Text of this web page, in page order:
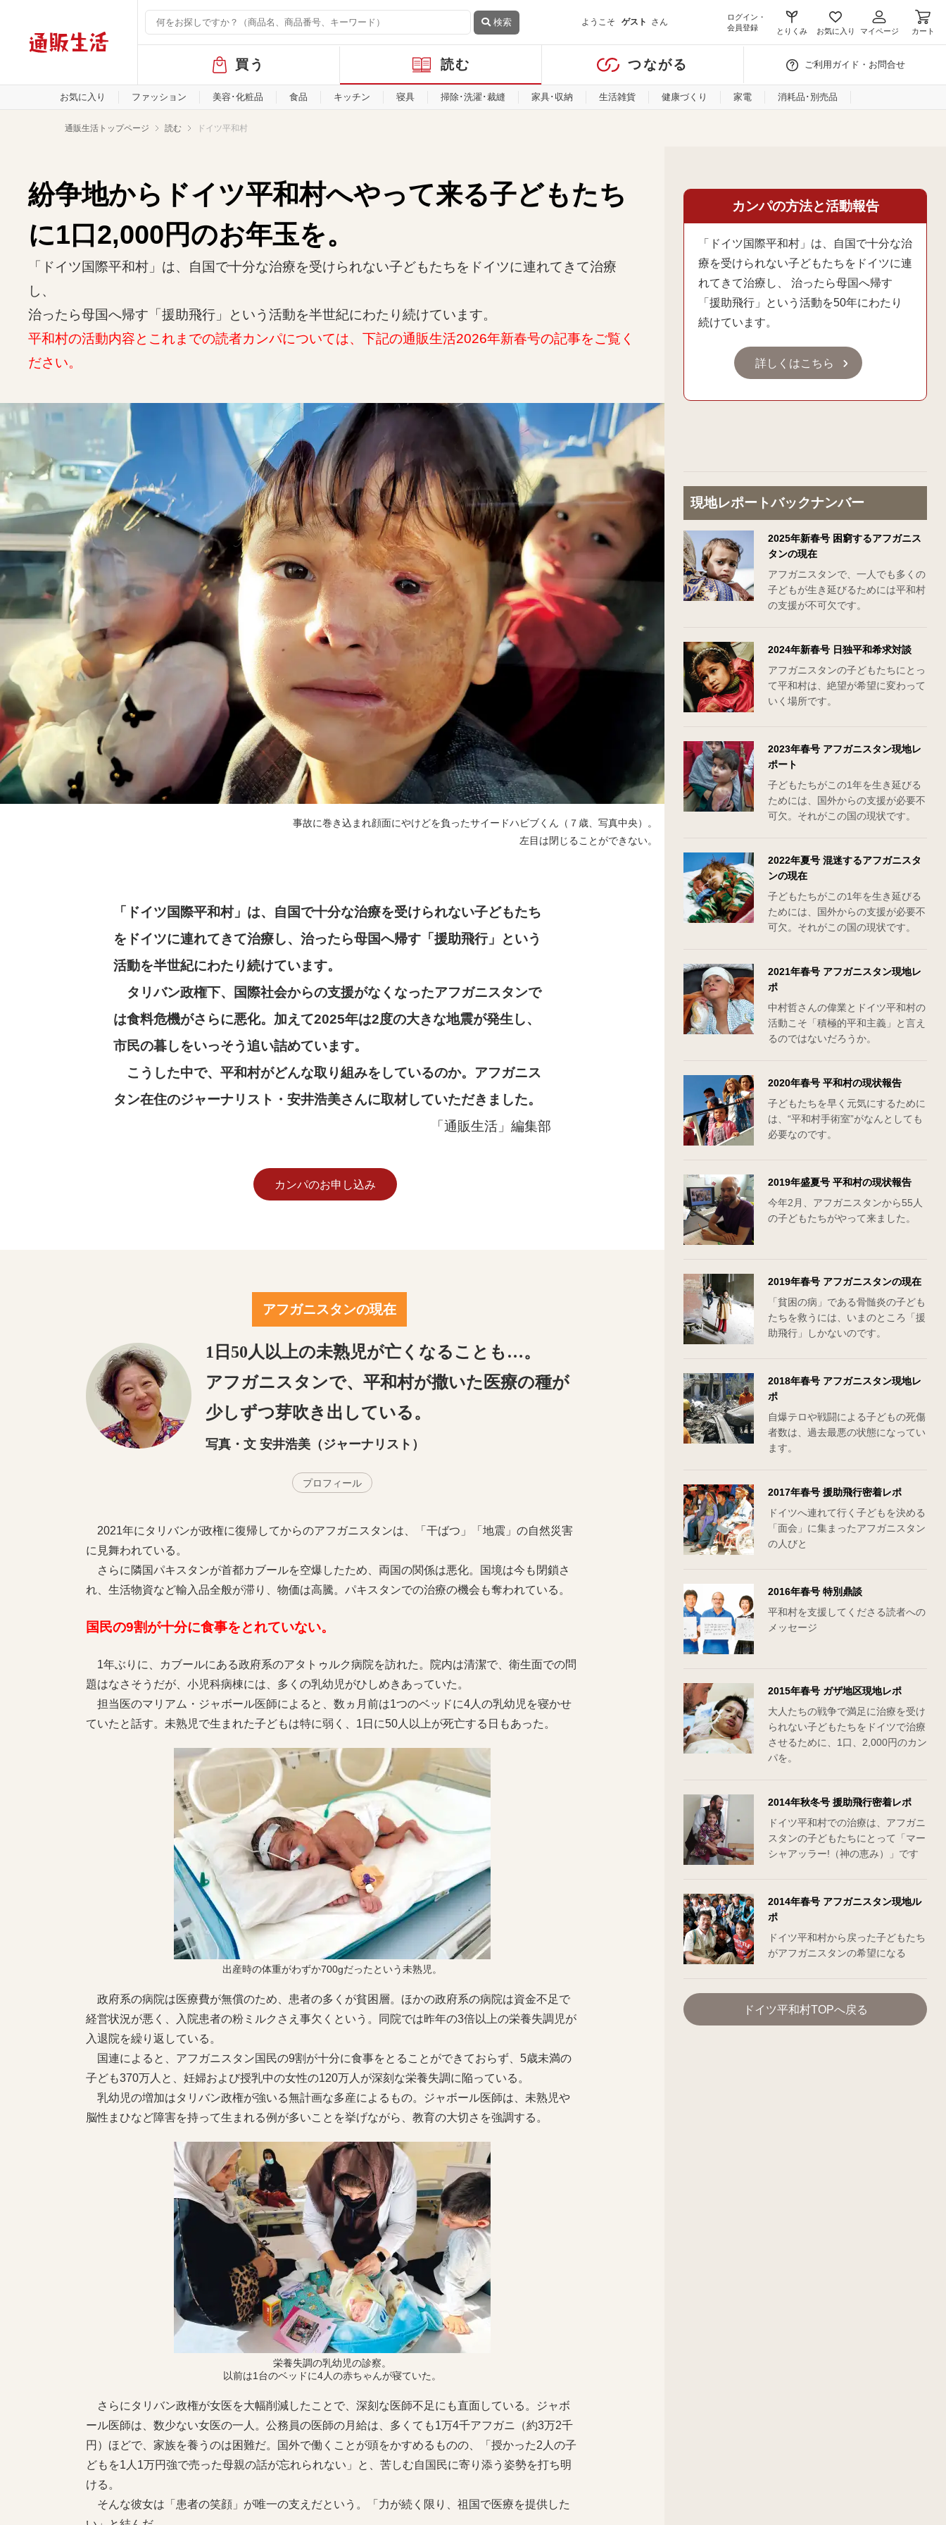
検索 ようこそ ゲスト さん
ログイン・
会員登録
とりくみ お気に入り マイページ カート
バ
メ
買う 読む つながる ご利用ガイド・お問合せ
お気に入り ファッション 美容･化粧品 食品 キッチン 寝具 掃除･洗濯･裁縫 家具･収納 生活雑貨 健康づくり 家電 消耗品･別売品
通販生活トップページ 読む ドイツ平和村
紛争地からドイツ平和村へやって来る子どもたち
に1口2,000円のお年玉を。
「ドイツ国際平和村」は、自国で十分な治療を受けられない子どもたちをドイツに連れてきて治療
し、
治ったら母国へ帰す「援助飛行」という活動を半世紀にわたり続けています。
平和村の活動内容とこれまでの読者カンパについては、下記の通販生活2026年新春号の記事をご覧く
ださい。
事故に巻き込まれ顔面にやけどを負ったサイードハビブくん（７歳、写真中央）。
左目は閉じることができない。
「ドイツ国際平和村」は、自国で十分な治療を受けられない子どもたち
をドイツに連れてきて治療し、治ったら母国へ帰す「援助飛行」という
活動を半世紀にわたり続けています。
タリバン政権下、国際社会からの支援がなくなったアフガニスタンで
は食料危機がさらに悪化。加えて2025年は2度の大きな地震が発生し、
市民の暮しをいっそう追い詰めています。
こうした中で、平和村がどんな取り組みをしているのか。アフガニス
タン在住のジャーナリスト・安井浩美さんに取材していただきました。
「通販生活」編集部
カンパのお申し込み
アフガニスタンの現在
1日50人以上の未熟児が亡くなることも…。
アフガニスタンで、平和村が撒いた医療の種が
少しずつ芽吹き出している。
写真・文 安井浩美（ジャーナリスト）
プロフィール
2021年にタリバンが政権に復帰してからのアフガニスタンは、「干ばつ」「地震」の自然災害
に見舞われている。
さらに隣国パキスタンが首都カブールを空爆したため、両国の関係は悪化。国境は今も閉鎖さ
れ、生活物資など輸入品全般が滞り、物価は高騰。パキスタンでの治療の機会も奪われている。
国民の9割が十分に食事をとれていない。
1年ぶりに、カブールにある政府系のアタトゥルク病院を訪れた。院内は清潔で、衛生面での問
題はなさそうだが、小児科病棟には、多くの乳幼児がひしめきあっていた。
担当医のマリアム・ジャボール医師によると、数ヵ月前は1つのベッドに4人の乳幼児を寝かせ
ていたと話す。未熟児で生まれた子どもは特に弱く、1日に50人以上が死亡する日もあった。
出産時の体重がわずか700gだったという未熟児。
政府系の病院は医療費が無償のため、患者の多くが貧困層。ほかの政府系の病院は資金不足で
経営状況が悪く、入院患者の粉ミルクさえ事欠くという。同院では昨年の3倍以上の栄養失調児が
入退院を繰り返している。
国連によると、アフガニスタン国民の9割が十分に食事をとることができておらず、5歳未満の
子ども370万人と、妊婦および授乳中の女性の120万人が深刻な栄養失調に陥っている。
乳幼児の増加はタリバン政権が強いる無計画な多産によるもの。ジャボール医師は、未熟児や
脳性まひなど障害を持って生まれる例が多いことを挙げながら、教育の大切さを強調する。
栄養失調の乳幼児の診察。
以前は1台のベッドに4人の赤ちゃんが寝ていた。
さらにタリバン政権が女医を大幅削減したことで、深刻な医師不足にも直面している。ジャボ
ール医師は、数少ない女医の一人。公務員の医師の月給は、多くても1万4千アフガニ（約3万2千
円）ほどで、家族を養うのは困難だ。国外で働くことが頭をかすめるものの、「授かった2人の子
どもを1人1万円強で売った母親の話が忘れられない」と、苦しむ自国民に寄り添う姿勢を打ち明
ける。
そんな彼女は「患者の笑顔」が唯一の支えだという。「力が続く限り、祖国で医療を提供した
カンパの方法と活動報告
「ドイツ国際平和村」は、自国で十分な治
療を受けられない子どもたちをドイツに連
れてきて治療し、 治ったら母国へ帰す
「援助飛行」という活動を50年にわたり
続けています。
詳しくはこちら
現地レポートバックナンバー
2025年新春号 困窮するアフガニス
タンの現在
アフガニスタンで、一人でも多くの
子どもが生き延びるためには平和村
の支援が不可欠です。
2024年新春号 日独平和希求対談
アフガニスタンの子どもたちにとっ
て平和村は、絶望が希望に変わって
いく場所です。
2023年春号 アフガニスタン現地レ
ポート
子どもたちがこの1年を生き延びる
ためには、国外からの支援が必要不
可欠。それがこの国の現状です。
2022年夏号 混迷するアフガニスタ
ンの現在
子どもたちがこの1年を生き延びる
ためには、国外からの支援が必要不
可欠。それがこの国の現状です。
2021年春号 アフガニスタン現地レ
ポ
中村哲さんの偉業とドイツ平和村の
活動こそ「積極的平和主義」と言え
るのではないだろうか。
2020年春号 平和村の現状報告
子どもたちを早く元気にするために
は、“平和村手術室”がなんとしても
必要なのです。
2019年盛夏号 平和村の現状報告
今年2月、アフガニスタンから55人
の子どもたちがやって来ました。
2019年春号 アフガニスタンの現在
「貧困の病」である骨髄炎の子ども
たちを救うには、いまのところ「援
助飛行」しかないのです。
2018年春号 アフガニスタン現地レ
ポ
自爆テロや戦闘による子どもの死傷
者数は、過去最悪の状態になってい
ます。
2017年春号 援助飛行密着レポ
ドイツへ連れて行く子どもを決める
「面会」に集まったアフガニスタン
の人びと
2016年春号 特別鼎談
平和村を支援してくださる読者への
メッセージ
2015年春号 ガザ地区現地レポ
大人たちの戦争で満足に治療を受け
られない子どもたちをドイツで治療
させるために、1口、2,000円のカン
パを。
2014年秋冬号 援助飛行密着レポ
ドイツ平和村での治療は、アフガニ
スタンの子どもたちにとって「マー
シャアッラー!（神の恵み）」です
2014年春号 アフガニスタン現地ル
ポ
ドイツ平和村から戻った子どもたち
がアフガニスタンの希望になる
ドイツ平和村TOPへ戻る